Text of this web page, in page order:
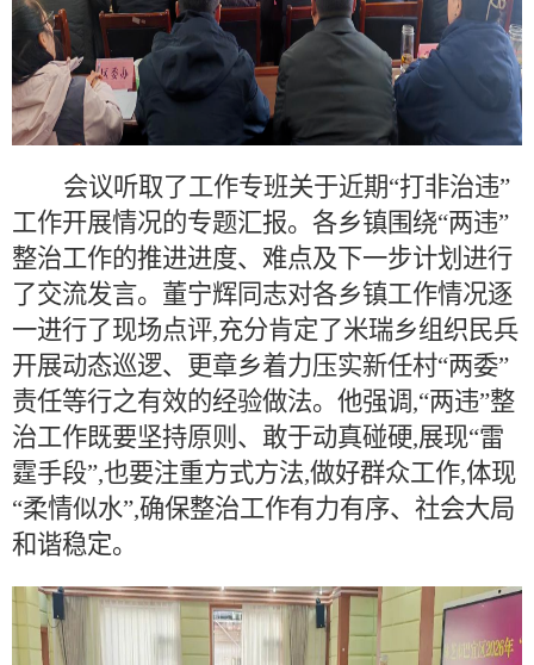
会议听取了工作专班关于近期“打非治违”
工作开展情况的专题汇报。各乡镇围绕“两违”
整治工作的推进进度、难点及下一步计划进行
了交流发言。董宁辉同志对各乡镇工作情况逐
一进行了现场点评,充分肯定了米瑞乡组织民兵
开展动态巡逻、更章乡着力压实新任村“两委”
责任等行之有效的经验做法。他强调,“两违”整
治工作既要坚持原则、敢于动真碰硬,展现“雷
霆手段”,也要注重方式方法,做好群众工作,体现
“柔情似水”,确保整治工作有力有序、社会大局
和谐稳定。